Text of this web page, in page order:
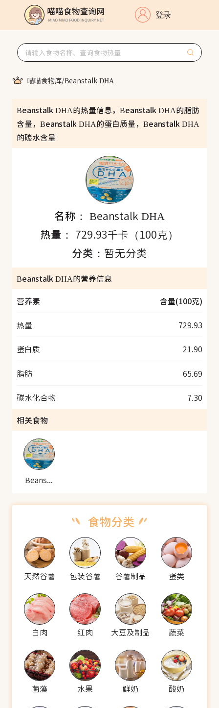
登录
喵喵食物库/Beanstalk DHA
Beanstalk DHA的热量信息，Beanstalk DHA的脂肪
含量，Beanstalk DHA的蛋白质量，Beanstalk DHA
的碳水含量
名称： Beanstalk DHA
热量： 729.93千卡（100克）
分类： 暂无分类
Beanstalk DHA的营养信息
营养素
含量(100克)
热量 729.93
蛋白质 21.90
脂肪 65.69
碳水化合物
7.30
相关食物
Beanstalk DHA
天然谷薯 包装谷薯 谷薯制品 蛋类
白肉 红肉 大豆及制品 蔬菜
菌藻 水果 鲜奶 酸奶